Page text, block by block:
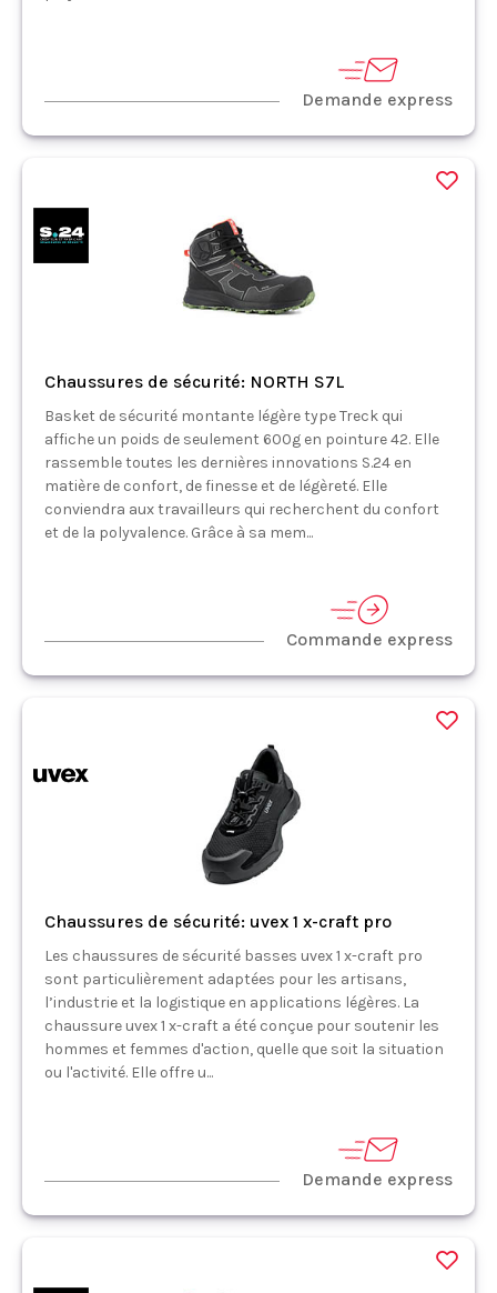
Demande express
Chaussures de sécurité: NORTH S7L
Basket de sécurité montante légère type Treck qui
affiche un poids de seulement 600g en pointure 42. Elle
rassemble toutes les dernières innovations S.24 en
matière de confort, de finesse et de légèreté. Elle
conviendra aux travailleurs qui recherchent du confort
et de la polyvalence. Grâce à sa mem...
Commande express
Chaussures de sécurité: uvex 1 x-craft pro
Les chaussures de sécurité basses uvex 1 x-craft pro
sont particulièrement adaptées pour les artisans,
l’industrie et la logistique en applications légères. La
chaussure uvex 1 x-craft a été conçue pour soutenir les
hommes et femmes d'action, quelle que soit la situation
ou l'activité. Elle offre u...
Demande express